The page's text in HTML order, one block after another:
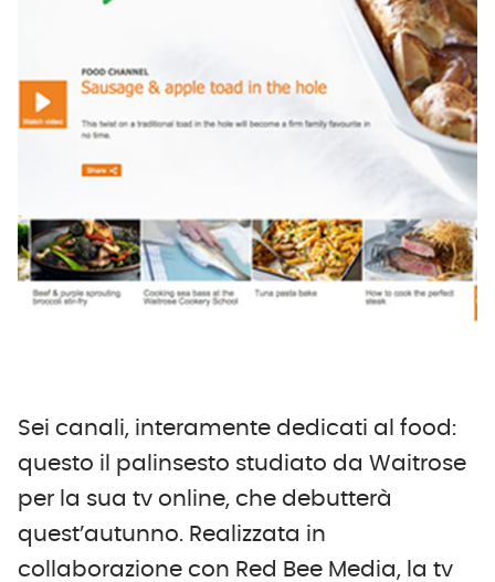
Sei canali, interamente dedicati al food:
questo il palinsesto studiato da Waitrose
per la sua tv online, che debutterà
quest’autunno. Realizzata in
collaborazione con Red Bee Media, la tv